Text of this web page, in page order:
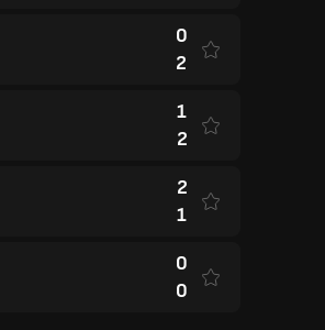
0
2
1
2
2
1
0
0